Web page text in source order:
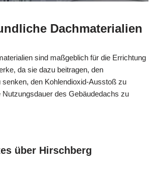
Dachmaterialien
sind maßgeblich für die Errichtung
da sie dazu beitragen, den
senken, den Kohlendioxid-Ausstoß zu
Nutzungsdauer des Gebäudedachs zu
über Hirschberg